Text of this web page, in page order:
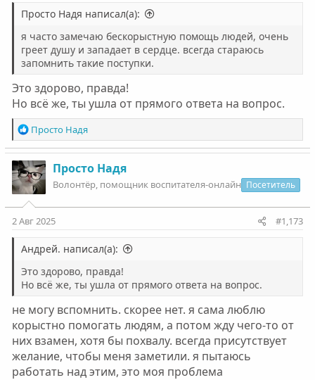
Просто Надя написал(а):
я часто замечаю бескорыстную помощь людей, очень
греет душу и западает в сердце. всегда стараюсь
запомнить такие поступки.
Это здорово, правда!
Но всё же, ты ушла от прямого ответа на вопрос.
Р
е
а
к
ц
и
и
:
Просто Надя
Просто Надя
Волонтëр, помощник воспитателя-онлайн Посетитель
2 Авг 2025 #1,173
Андрей. написал(а):
Это здорово, правда!
Но всё же, ты ушла от прямого ответа на вопрос.
не могу вспомнить. скорее нет. я сама люблю
корыстно помогать людям, а потом жду чего-то от
них взамен, хотя бы похвалу. всегда присутствует
желание, чтобы меня заметили. я пытаюсь
работать над этим, это моя проблема